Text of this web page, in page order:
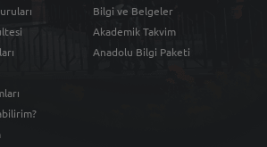
Bilgi ve Belgeler
Akademik Takvim
Anadolu Bilgi Paketi